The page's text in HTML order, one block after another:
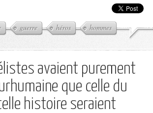
guerre héros hommes
avaient purement
que celle du
histoire seraient